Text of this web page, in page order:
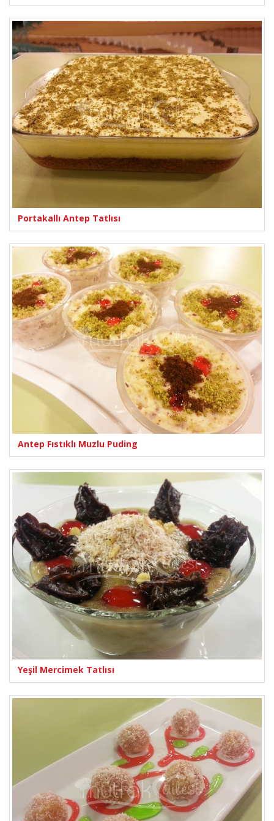
Portakallı Antep Tatlısı
Antep Fıstıklı Muzlu Puding
Yeşil Mercimek Tatlısı